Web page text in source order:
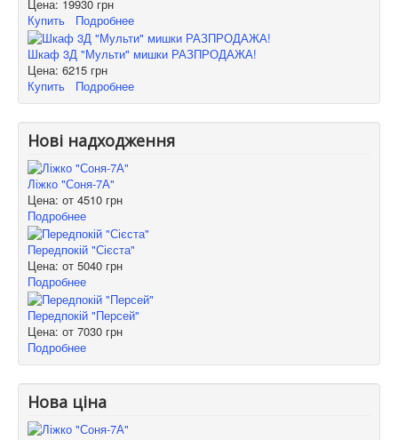
Цена: 19930 грн
Купить
Подробнее
Шкаф 3Д "Мульти" мишки РАЗПРОДАЖА!
Цена: 6215 грн
Купить
Подробнее
Нові надходження
Ліжко "Соня-7А"
Цена: от 4510 грн
Подробнее
Передпокій "Сієста"
Цена: от 5040 грн
Подробнее
Передпокій "Персей"
Цена: от 7030 грн
Подробнее
Нова ціна